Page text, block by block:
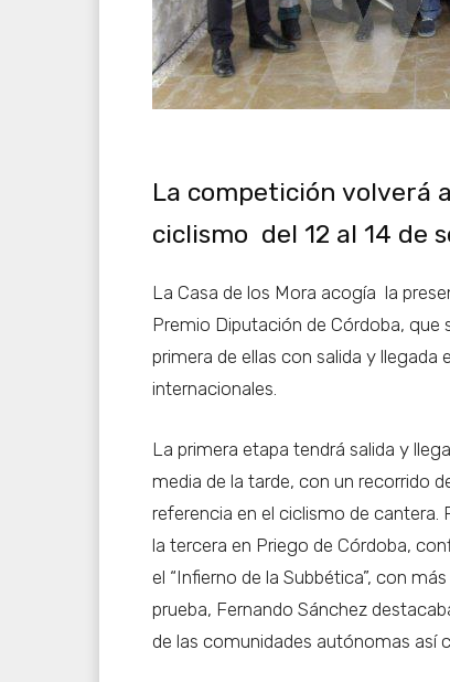
La competición volverá
ciclismo del 12 al 14 de
La Casa de los Mora acogía la
Premio Diputación de Córdoba, que
primera de ellas con salida y
internacionales.
La primera etapa tendrá salida y
media de la tarde, con un recorrido
referencia en el ciclismo de cantera.
la tercera en Priego de Córdoba,
el “Infierno de la Subbética”, con
prueba, Fernando Sánchez
de las comunidades autónomas así